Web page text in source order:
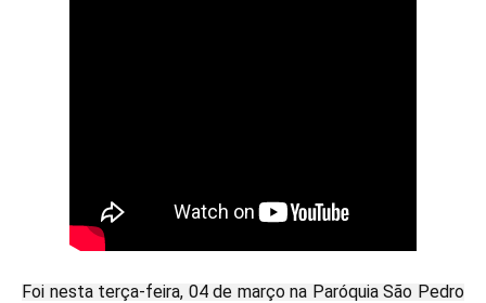
Foi nesta terça-feira, 04 de março na Paróquia São Pedro